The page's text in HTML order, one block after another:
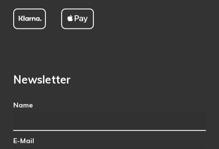
Newsletter
Name
E-Mail